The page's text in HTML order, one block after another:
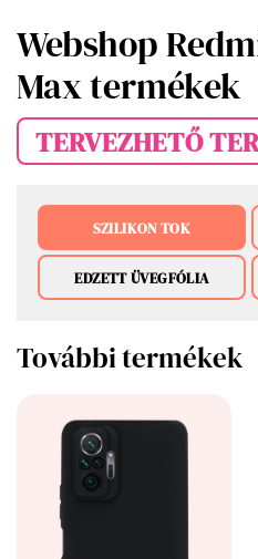
Webshop
Max termékek
TERVEZHETŐ
SZILIKON TOK
EDZETT ÜVEGFÓLIA
További termékek